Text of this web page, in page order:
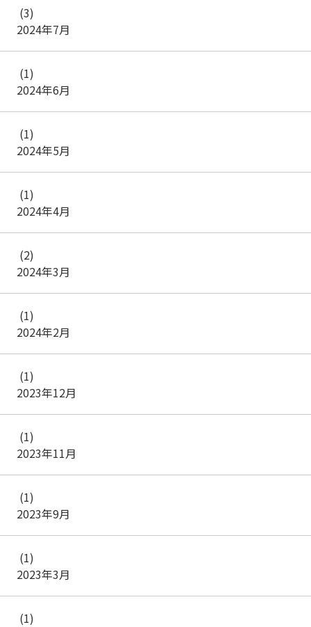
2024年7月
(3)
2024年6月
(1)
2024年5月
(1)
2024年4月
(1)
2024年3月
(2)
2024年2月
(1)
2023年12月
(1)
2023年11月
(1)
2023年9月
(1)
2023年3月
(1)
(1)